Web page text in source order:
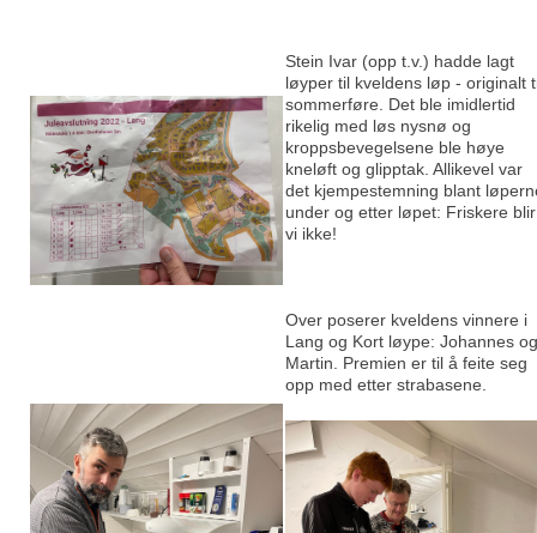
Stein Ivar (opp t.v.) hadde lagt
løyper til kveldens løp - originalt
sommerføre. Det ble imidlertid
rikelig med løs nysnø og
kroppsbevegelsene ble høye
kneløft og glipptak. Allikevel var
det kjempestemning blant
under og etter løpet: Friskere blir
vi ikke!
Over poserer kveldens vinnere i
Lang og Kort løype: Johannes og
Martin. Premien er til å feite seg
opp med etter strabasene.